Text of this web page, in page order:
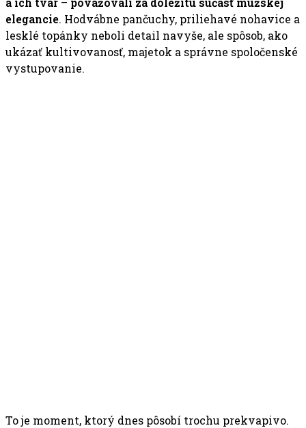
elegancie. Hodvábne pančuchy, priliehavé nohavice a
lesklé topánky neboli detail navyše, ale spôsob, ako
ukázať kultivovanosť, majetok a správne spoločenské
vystupovanie.
To je moment, ktorý dnes pôsobí trochu prekvapivo.